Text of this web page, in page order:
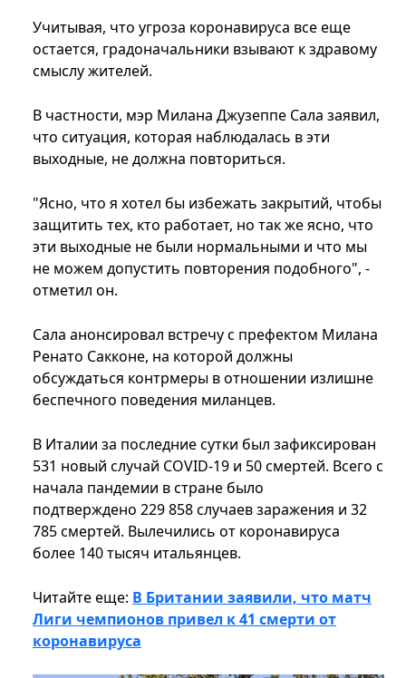
Учитывая, что угроза коронавируса все еще
остается, градоначальники взывают к здравому
смыслу жителей.
В частности, мэр Милана Джузеппе Сала заявил,
что ситуация, которая наблюдалась в эти
выходные, не должна повториться.
"Ясно, что я хотел бы избежать закрытий, чтобы
защитить тех, кто работает, но так же ясно, что
эти выходные не были нормальными и что мы
не можем допустить повторения подобного", -
отметил он.
Сала анонсировал встречу с префектом Милана
Ренато Сакконе, на которой должны
обсуждаться контрмеры в отношении излишне
беспечного поведения миланцев.
В Италии за последние сутки был зафиксирован
531 новый случай COVID-19 и 50 смертей. Всего с
начала пандемии в стране было
подтверждено 229 858 случаев заражения и 32
785 смертей. Вылечились от коронавируса
более 140 тысяч итальянцев.
Читайте еще: В Британии заявили, что матч
Лиги чемпионов привел к 41 смерти от
коронавируса